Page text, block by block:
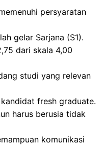
persyaratan
gelar Sarjana (S1).
dari skala 4,00
studi yang relevan
fresh graduate.
harus berusia tidak
komunikasi